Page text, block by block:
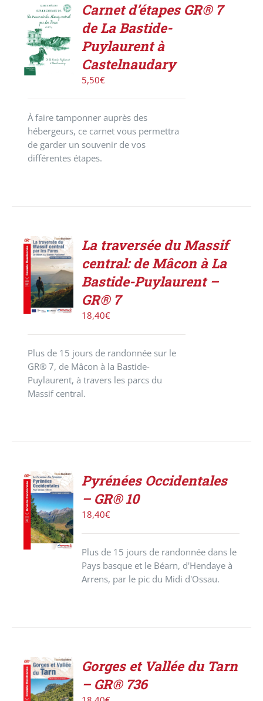
ACHETER
LE
PRODUIT
/
DÉTAILS
Carnet d’étapes GR® 7
de La Bastide-
Puylaurent à
Castelnaudary
5,50€
À faire tamponner auprès des
hébergeurs, ce carnet vous permettra
de garder un souvenir de vos
différentes étapes.
AJOUTER
AU
PANIER
/
DÉTAILS
La traversée du Massif
central: de Mâcon à La
Bastide-Puylaurent –
GR® 7
18,40€
Plus de 15 jours de randonnée sur le
GR® 7, de Mâcon à la Bastide-
Puylaurent, à travers les parcs du
Massif central.
ACHETER
LE
PRODUIT
/
DÉTAILS
Pyrénées Occidentales
– GR® 10
18,40€
Plus de 15 jours de randonnée dans le
Pays basque et le Béarn, d'Hendaye à
Arrens, par le pic du Midi d'Ossau.
AJOUTER
AU
PANIER
Gorges et Vallée du Tarn
– GR® 736